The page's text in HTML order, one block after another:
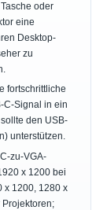
oder
eine
Desktop-
zu
fortschrittliche
C-Signal in ein
den USB-
unterstützen.
zu-VGA-
x 1200 bei
x 1200, 1280 x